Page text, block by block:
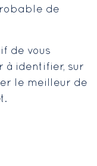
de
de vous
à identifier, sur
le meilleur de